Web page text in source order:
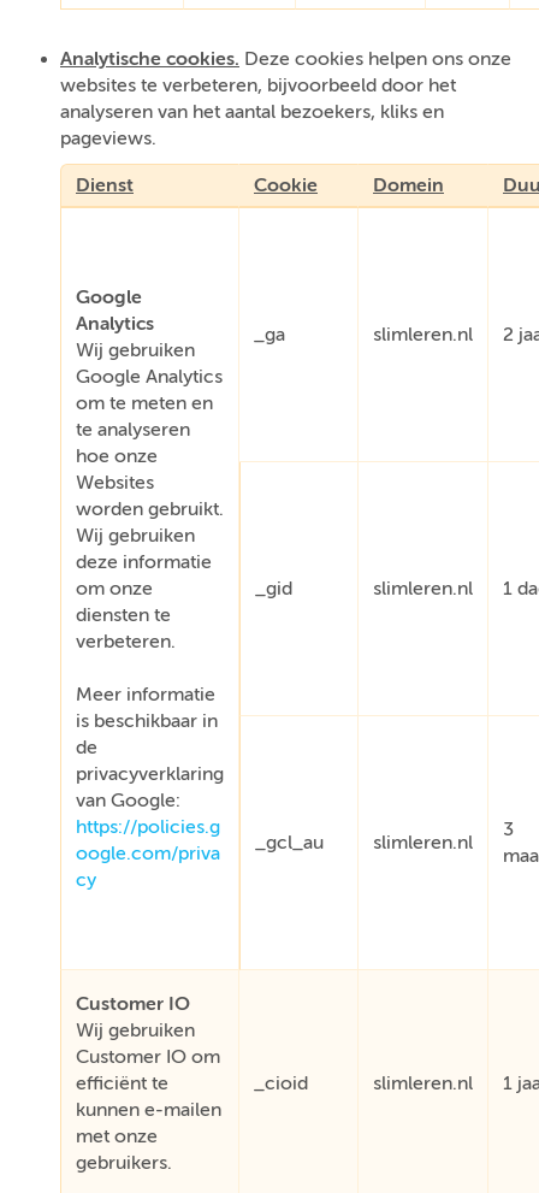
Analytische cookies. Deze cookies helpen ons onze
websites te verbeteren, bijvoorbeeld door het
analyseren van het aantal bezoekers, kliks en
pageviews.
Dienst Cookie Domein
Google
Analytics
Wij gebruiken
Google Analytics
om te meten en
te analyseren
hoe onze
Websites
worden gebruikt.
Wij gebruiken
deze informatie
om onze
diensten te
verbeteren.
Meer informatie
is beschikbaar in
de
privacyverklaring
van Google:
https://policies.g
oogle.com/priva
cy
_ga slimleren.nl 2
_gid slimleren.nl 1
_gcl_au slimleren.nl
3
Customer IO
Wij gebruiken
Customer IO om
efficiënt te
kunnen e-mailen
met onze
gebruikers.
_cioid slimleren.nl 1